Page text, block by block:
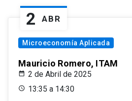
2 ABR
Microeconomía Aplicada
Mauricio Romero, ITAM
2 de Abril de 2025
13:35 a 14:30